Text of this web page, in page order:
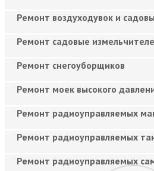
Ремонт воздуходувок и
Ремонт садовые
Ремонт снегоуборщиков
Ремонт моек высокого
Ремонт радиоуправляемых
Ремонт радиоуправляемых
Ремонт радиоуправляемых